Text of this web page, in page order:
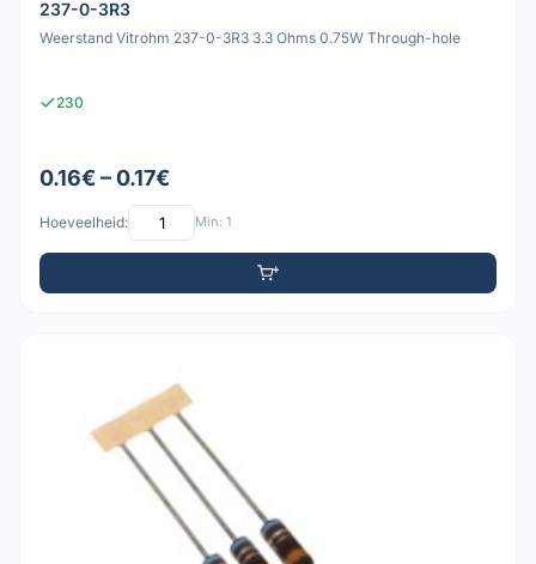
237-0-3R3
Weerstand Vitrohm 237-0-3R3 3.3 Ohms 0.75W Through-hole
230
0.16€ – 0.17€
Hoeveelheid: Min: 1